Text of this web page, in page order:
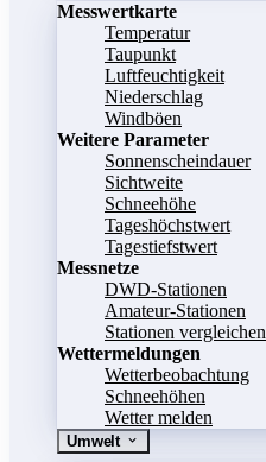
Messwertkarte
Temperatur
Taupunkt
Luftfeuchtigkeit
Niederschlag
Windböen
Weitere Parameter
Sonnenscheindauer
Sichtweite
Schneehöhe
Tageshöchstwert
Tagestiefstwert
Messnetze
DWD-Stationen
Amateur-Stationen
Stationen vergleichen
Wettermeldungen
Wetterbeobachtung
Schneehöhen
Wetter melden
Umwelt